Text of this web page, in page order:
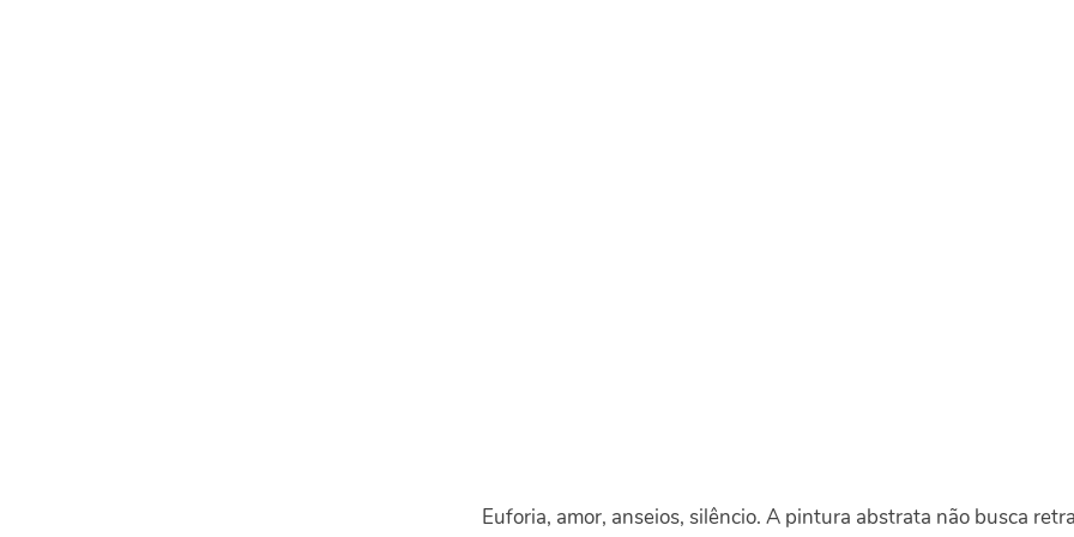
Euforia, amor, anseios, silêncio. A pintura abstrata não busca